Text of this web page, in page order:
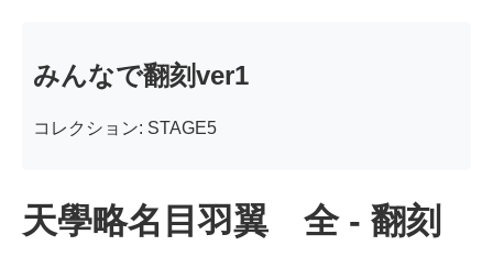
みんなで翻刻ver1
コレクション: STAGE5
天學略名目羽翼 全 - 翻刻